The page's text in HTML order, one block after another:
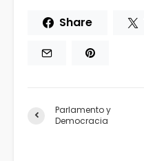
Share
Parlamento y
Democracia